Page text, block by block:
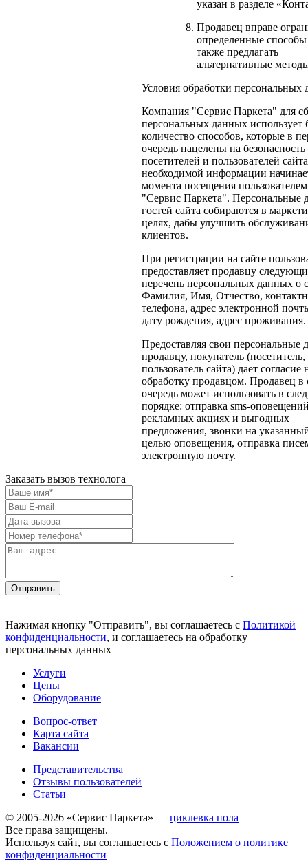
указан в разделе
Продавец вправе
определенные
также предлагать
альтернативные
Условия обработки персональных
Компания "Сервис Паркета" для
персональных данных использует
количество способов, которые в
очередь нацелены на безопасность
посетителей и пользователей
необходимой информации
момента посещения пользователем
"Сервис Паркета". Персональные
гостей сайта собираются в
целях, дабы улучшить
клиентов.
При регистрации на сайте
предоставляет продавцу
перечень персональных данных о
Фамилия, Имя, Отчество,
телефона, адрес электронной
дату рождения, адрес проживания.
Предоставляя свои персональные
продавцу, покупатель (посетитель,
пользователь сайта) дает согласие
обработку продавцом. Продавец в
очередь может использовать в
порядке: отправка sms-
рекламных акциях и выгодных
предложения, звонки на
целью оповещения, отправка
электронную почту.
Заказать вызов технолога
Отправить
Нажимая кнопку "Отправить", вы соглашаетесь с Политикой
конфиденциальности, и соглашаетесь на обработку
персональных данных
Услуги
Цены
Оборудование
Вопрос-ответ
Карта сайта
Вакансии
Представительства
Отзывы пользователей
Статьи
© 2005-2026 «Сервис Паркета» — циклевка пола
Все права защищены.
Используя сайт, вы соглашаетесь с Положением о политике
конфиденциальности